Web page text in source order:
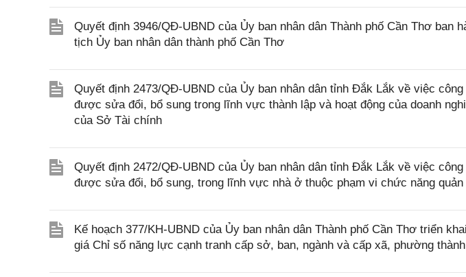
Quyết định 3946/QĐ-UBND của Ủy ban nhân dân Thành phố Cần Thơ ban
tịch Ủy ban nhân dân thành phố Cần Thơ
Quyết định 2473/QĐ-UBND của Ủy ban nhân dân tỉnh Đắk Lắk về việc
được sửa đổi, bổ sung trong lĩnh vực thành lập và hoạt động của doanh
của Sở Tài chính
Quyết định 2472/QĐ-UBND của Ủy ban nhân dân tỉnh Đắk Lắk về việc
được sửa đổi, bổ sung, trong lĩnh vực nhà ở thuộc phạm vi chức năng
Kế hoạch 377/KH-UBND của Ủy ban nhân dân Thành phố Cần Thơ triển
giá Chỉ số năng lực cạnh tranh cấp sở, ban, ngành và cấp xã, phường